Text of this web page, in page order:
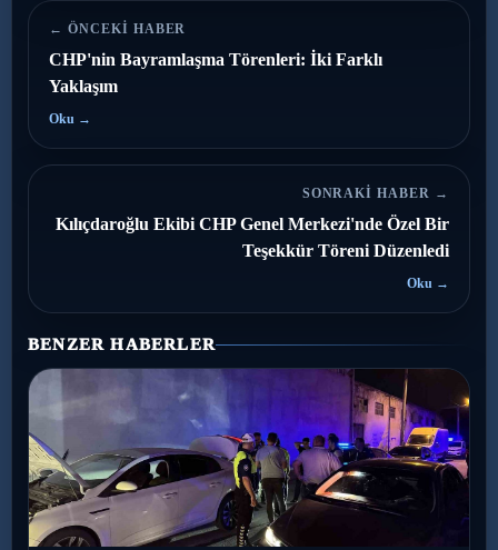
← ÖNCEKI HABER
CHP'nin Bayramlaşma Törenleri: İki Farklı
Yaklaşım
Oku →
SONRAKI HABER →
Kılıçdaroğlu Ekibi CHP Genel Merkezi'nde Özel Bir
Teşekkür Töreni Düzenledi
Oku →
BENZER HABERLER